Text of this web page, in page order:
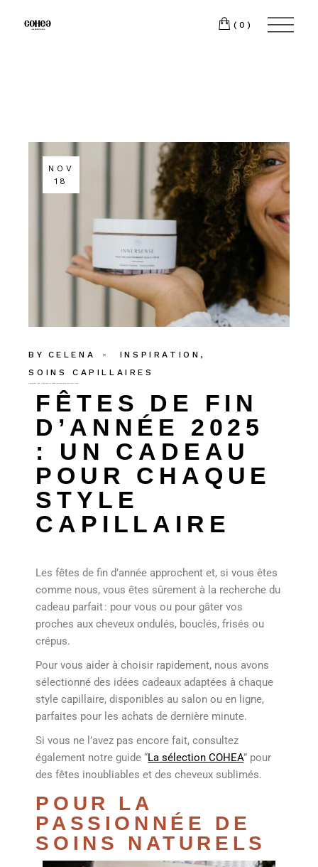
(0)
NOV
18
BY CELENA
INSPIRATION
SOINS CAPILLAIRES
FÊTES DE FIN
D’ANNÉE 2025
: UN CADEAU
POUR CHAQUE
STYLE
CAPILLAIRE
Les fêtes de fin d’année approchent et, si vous êtes
comme nous, vous êtes sûrement à la recherche du
cadeau parfait : pour vous ou pour gâter vos
proches aux cheveux ondulés, bouclés, frisés ou
crépus.
Pour vous aider à choisir rapidement, nous avons
sélectionné des idées cadeaux adaptées à chaque
style capillaire, disponibles au salon ou en ligne,
parfaites pour les achats de dernière minute.
Si vous ne l’avez pas encore fait, consultez
également notre guide “La sélection COHEA” pour
des fêtes inoubliables et des cheveux sublimés.
POUR LA
PASSIONNÉE DE
SOINS NATURELS